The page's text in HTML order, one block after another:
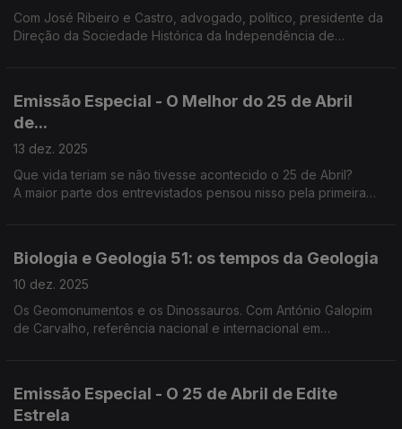
Com José Ribeiro e Castro, advogado, político, presidente da
Direção da Sociedade Histórica da Independência de
Emissão Especial - O Melhor do 25 de Abril
de...
13 dez. 2025
Que vida teriam se não tivesse acontecido o 25 de Abril?
A maior parte dos entrevistados pensou nisso pela primeira
Biologia e Geologia 51: os tempos da Geologia
10 dez. 2025
Os Geomonumentos e os Dinossauros. Com António Galopim
de Carvalho, referência nacional e internacional em
Emissão Especial - O 25 de Abril de Edite
Estrela